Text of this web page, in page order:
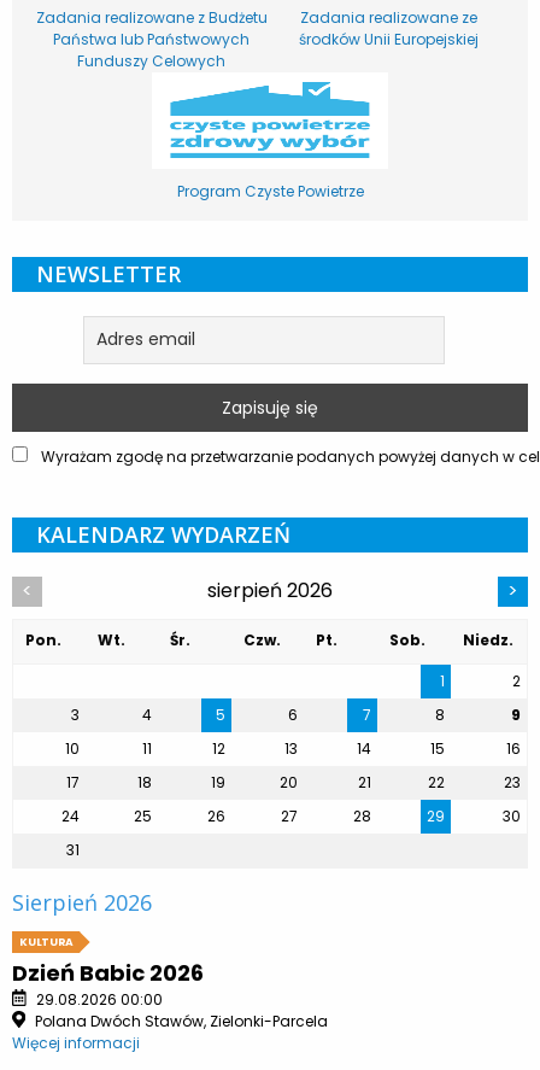
Zadania realizowane z Budżetu
Państwa lub Państwowych
Funduszy Celowych
Zadania realizowane ze
środków Unii Europejskiej
Program Czyste Powietrze
NEWSLETTER
Wyrażam zgodę na przetwarzanie podanych powyżej danych w
KALENDARZ WYDARZEŃ
< sierpień 2026 >
Pon. Wt. Śr. Czw. Pt. Sob.
Niedz.
1
2
3
4 5 6 7 8
9
10
11 12 13 14 15
16
17
18 19 20 21 22
23
24
25 26 27 28 29
30
31
Sierpień 2026
KULTURA
Dzień Babic 2026
29.08.2026 00:00
Polana Dwóch Stawów, Zielonki-Parcela
Więcej informacji